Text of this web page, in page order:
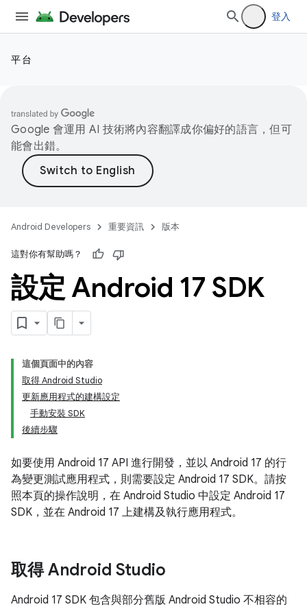
登入
平台
Google 會運用 AI 技術將內容翻譯成你偏好的語言，但可
能會出錯。
Android Developers 重要資訊 版本
這對你有幫助嗎？
設定 Android 17 SDK
這個頁面中的內容
取得 Android Studio
更新應用程式的建構設定
手動安裝 SDK
後續步驟
如要使用 Android 17 API 進行開發，並以 Android 17 的行
為變更測試應用程式，則需要設定 Android 17 SDK。請按
照本頁的操作說明，在 Android Studio 中設定 Android 17
SDK，並在 Android 17 上建構及執行應用程式。
取得 Android Studio
Android 17 SDK 包含與部分舊版 Android Studio 不相容的